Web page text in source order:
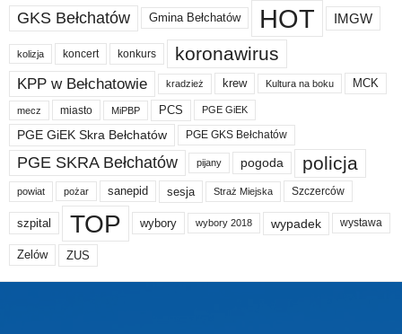
GKS Bełchatów Gmina Bełchatów HOT IMGW
kolizja koncert konkurs koronawirus
KPP w Bełchatowie kradzież krew Kultura na boku MCK
mecz miasto MiPBP PCS PGE GiEK
PGE GiEK Skra Bełchatów PGE GKS Bełchatów
PGE SKRA Bełchatów pijany pogoda policja
powiat pożar sanepid sesja Straż Miejska Szczerców
szpital TOP wybory wybory 2018 wypadek wystawa
Zelów ZUS